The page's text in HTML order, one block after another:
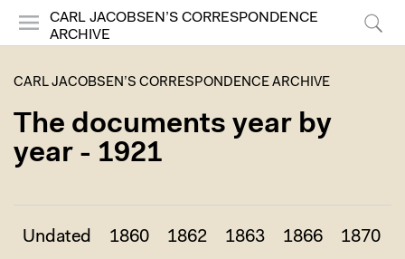
CARL JACOBSEN’S CORRESPONDENCE
ARCHIVE
CARL JACOBSEN’S CORRESPONDENCE ARCHIVE
The documents year by
year - 1921
Undated 1860 1862 1863 1866 1870